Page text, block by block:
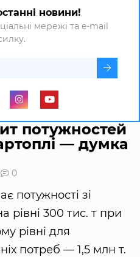
новини!
мережі та e-mail
потужностей
— думка
0
потужності зі
рівні 300 тис. т при
рівні для
потреб — 1,5 млн т.